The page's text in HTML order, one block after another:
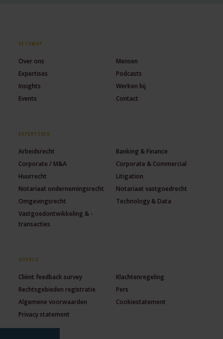
SITEMAP
Over ons
Mensen
Expertises
Podcasts
Insights
Werken bij
Events
Contact
EXPERTISES
Arbeidsrecht
Banking & Finance
Corporate / M&A
Corporate & Commercial
Huurrecht
Litigation
Notariaat ondernemingsrecht
Notariaat vastgoedrecht
Omgevingsrecht
Technology & Data
Vastgoedontwikkeling & -
transacties
OVERIG
Cliënt feedback survey
Klachtenregeling
Rechtsgebieden registratie
Pers
Algemene voorwaarden
Cookiestatement
Privacy statement